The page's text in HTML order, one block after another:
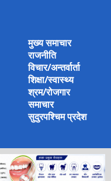
मुख्य समाचार
राजनीति
विचार/अन्तर्वार्ता
शिक्षा/स्वास्थ्य
श्रम/रोजगार
समाचार
सुदुरपश्चिम प्रदेश
Pvt Ltd